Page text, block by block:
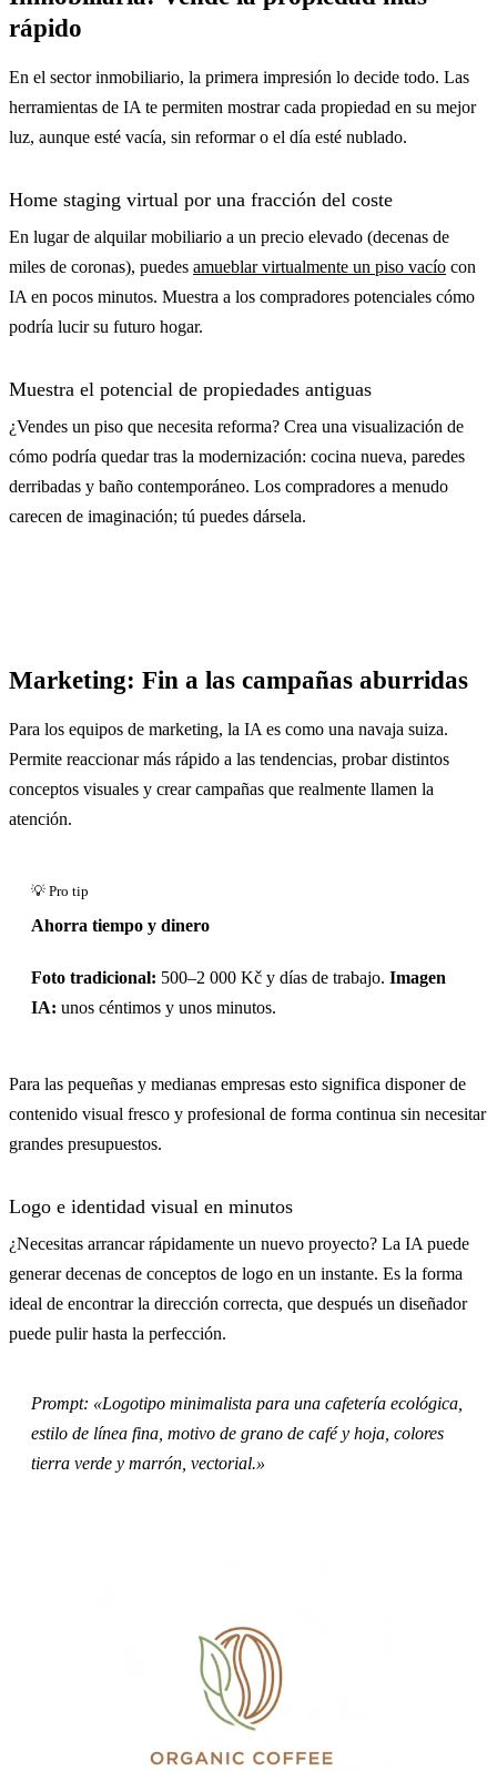
rápido
En el sector inmobiliario, la primera impresión lo decide todo. Las
herramientas de IA te permiten mostrar cada propiedad en su mejor
luz, aunque esté vacía, sin reformar o el día esté nublado.
Home staging virtual por una fracción del coste
En lugar de alquilar mobiliario a un precio elevado (decenas de
miles de coronas), puedes amueblar virtualmente un piso vacío con
IA en pocos minutos. Muestra a los compradores potenciales cómo
podría lucir su futuro hogar.
Muestra el potencial de propiedades antiguas
¿Vendes un piso que necesita reforma? Crea una visualización de
cómo podría quedar tras la modernización: cocina nueva, paredes
derribadas y baño contemporáneo. Los compradores a menudo
carecen de imaginación; tú puedes dársela.
Marketing: Fin a las campañas aburridas
Para los equipos de marketing, la IA es como una navaja suiza.
Permite reaccionar más rápido a las tendencias, probar distintos
conceptos visuales y crear campañas que realmente llamen la
atención.
Ahorra tiempo y dinero
Foto tradicional: 500–2 000 Kč y días de trabajo. Imagen
IA: unos céntimos y unos minutos.
Para las pequeñas y medianas empresas esto significa disponer de
contenido visual fresco y profesional de forma continua sin necesitar
grandes presupuestos.
Logo e identidad visual en minutos
¿Necesitas arrancar rápidamente un nuevo proyecto? La IA puede
generar decenas de conceptos de logo en un instante. Es la forma
ideal de encontrar la dirección correcta, que después un diseñador
puede pulir hasta la perfección.
Prompt: «Logotipo minimalista para una cafetería ecológica,
estilo de línea fina, motivo de grano de café y hoja, colores
tierra verde y marrón, vectorial.»